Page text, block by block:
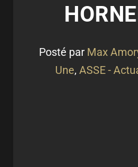
Posté par Max
Une, ASSE -